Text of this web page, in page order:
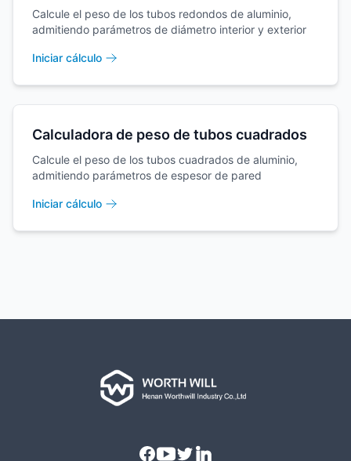
Calcule el peso de los tubos redondos de aluminio,
admitiendo parámetros de diámetro interior y exterior
Iniciar cálculo
Calculadora de peso de tubos cuadrados
Calcule el peso de los tubos cuadrados de aluminio,
admitiendo parámetros de espesor de pared
Iniciar cálculo
Facebook
Youtube
TwitterLinkedin